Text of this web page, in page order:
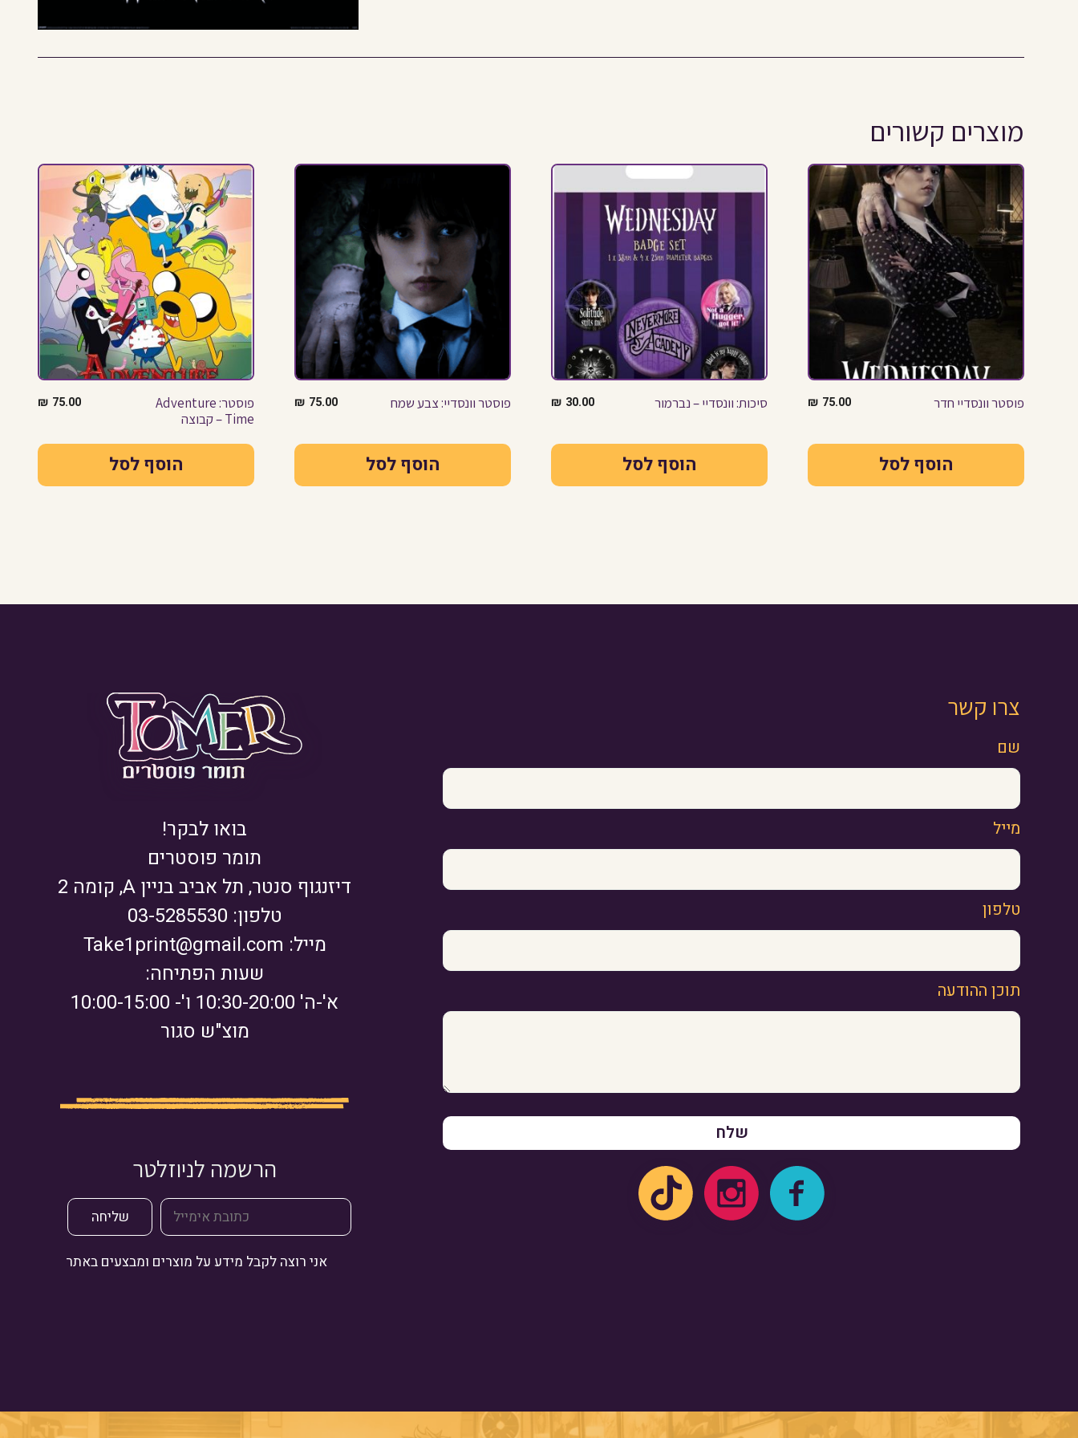
מוצרים קשורים
פוסטר וונסדיי חדר 75.00
₪
הוסף לסל
סיכות: וונסדיי – נברמור 30.00
₪
הוסף לסל
פוסטר וונסדיי: צבע שמח 75.00
₪
הוסף לסל
פוסטר: Adventure
Time – קבוצה
75.00
₪
הוסף לסל
בואו לבקר!
תומר פוסטרים
דיזנגוף סנטר, תל אביב בניין A, קומה 2
טלפון: 03-5285530
מייל: Take1print@gmail.com
שעות הפתיחה:
א'-ה' 10:30-20:00 ו'- 10:00-15:00
מוצ"ש סגור
הרשמה לניוזלטר
אני רוצה לקבל מידע על מוצרים ומבצעים באתר
צרו קשר
שם
מייל
טלפון
תוכן ההודעה